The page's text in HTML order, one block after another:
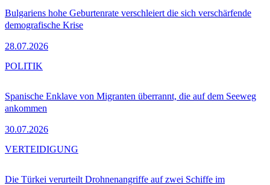
Bulgariens hohe Geburtenrate verschleiert die sich verschärfende
demografische Krise
28.07.2026
Spanische Enklave von Migranten überrannt, die auf dem Seeweg
ankommen
30.07.2026
POLITIK
Die Türkei verurteilt Drohnenangriffe auf zwei Schiffe im
VERTEIDIGUNG